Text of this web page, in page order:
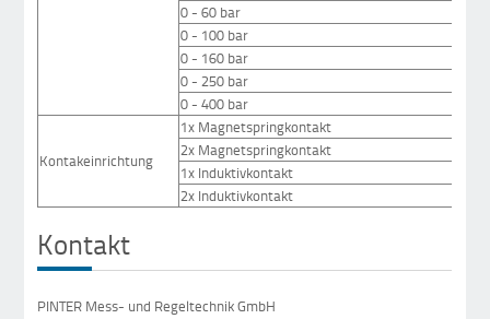
0 - 60 bar
0 - 100 bar
0 - 160 bar
0 - 250 bar
0 - 400 bar
Kontakeinrichtung
1x Magnetspringkontakt
2x Magnetspringkontakt
1x Induktivkontakt
2x Induktivkontakt
Kontakt
PINTER Mess- und Regeltechnik GmbH